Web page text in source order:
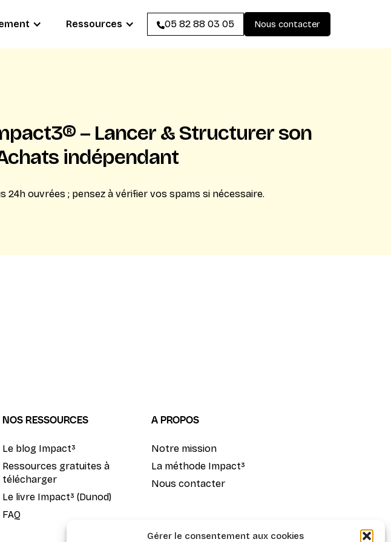
Gérer le consentement aux cookies
Ressources 05 82 88 03 05 Nous contacter
– Lancer & Structurer son
indépendant
ouvrées ; pensez à vérifier vos spams si nécessaire.
NOS RESSOURCES
Le blog Impact³
Ressources gratuites à
télécharger
Le livre Impact³ (Dunod)
FAQ
A PROPOS
Notre mission
La méthode Impact³
Nous contacter